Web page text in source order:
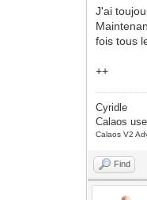
J'ai
fois tous
++
Cyridle
Calaos
Calaos V2
Find